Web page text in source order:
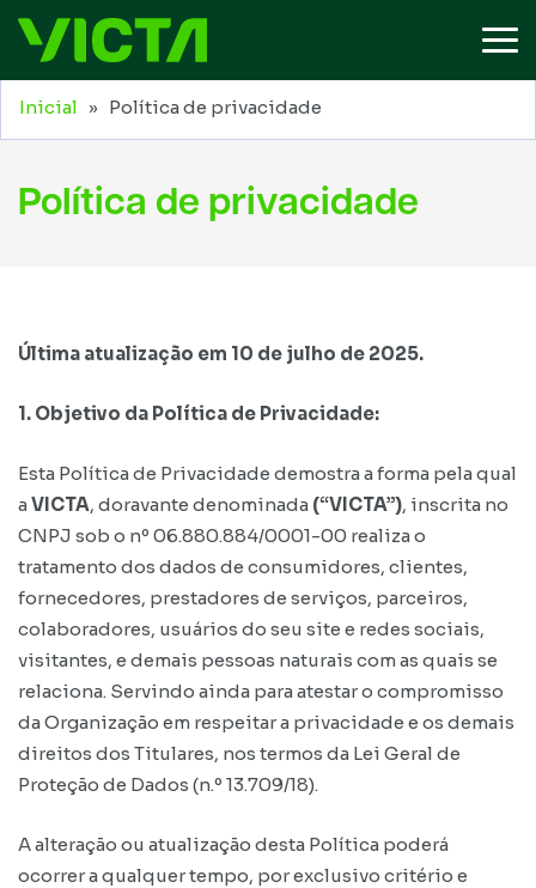
Inicial » Política de privacidade
Política de privacidade
Última atualização em 10 de julho de 2025.
1. Objetivo da Política de Privacidade:
Esta Política de Privacidade demostra a forma pela qual
a VICTA, doravante denominada (“VICTA”), inscrita no
CNPJ sob o nº 06.880.884/0001-00 realiza o
tratamento dos dados de consumidores, clientes,
fornecedores, prestadores de serviços, parceiros,
colaboradores, usuários do seu site e redes sociais,
visitantes, e demais pessoas naturais com as quais se
relaciona. Servindo ainda para atestar o compromisso
da Organização em respeitar a privacidade e os demais
direitos dos Titulares, nos termos da Lei Geral de
Proteção de Dados (n.º 13.709/18).
A alteração ou atualização desta Política poderá
ocorrer a qualquer tempo, por exclusivo critério e